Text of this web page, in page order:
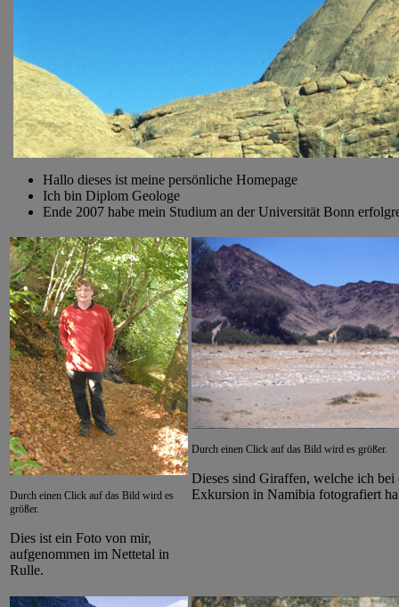
Hallo dieses ist meine persönliche Homepage
Ich bin Diplom Geologe
Ende 2007 habe mein Studium an der Universität Bonn
Durch einen Click auf das Bild wird es
größer.
Dies ist ein Foto von mir,
aufgenommen im Nettetal in
Rulle.
Durch einen Click auf das Bild wird es größer.
Dieses sind Giraffen, welche ich bei
Exkursion in Namibia fotografiert